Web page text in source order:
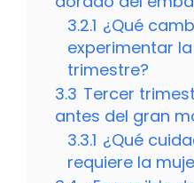
3.2.1 ¿Qué
experimentar
trimestre?
3.3 Tercer
antes del gran
3.3.1 ¿Qué
requiere la